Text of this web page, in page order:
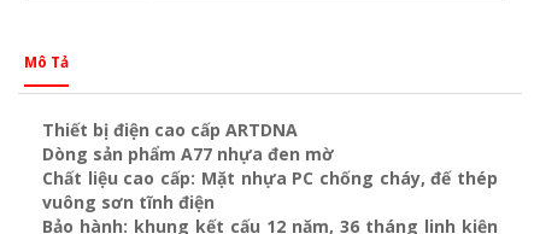
Mô Tả
Thiết bị điện cao cấp ARTDNA
Dòng sản phẩm A77 nhựa đen mờ
Chất liệu cao cấp: Mặt nhựa PC chống cháy, đế thép
vuông sơn tĩnh điện
Bảo hành: khung kết cấu 12 năm, 36 tháng linh kiện